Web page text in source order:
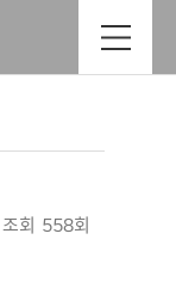
조회 558회